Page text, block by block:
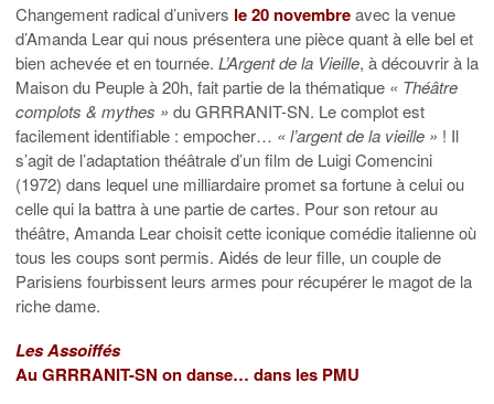
Changement radical d’univers le 20 novembreavec la venue
d’Amanda Lear qui nous présentera une pièce quant à elle bel et
bien achevée et en tournée. L’Argent de la Vieille, à découvrir à la
Maison du Peuple à 20h, fait partie de la thématique « Théâtre
complots & mythes » du GRRRANIT-SN. Le complot est
facilement identifiable : empocher… « l’argent de la vieille » ! Il
s’agit de l’adaptation théâtrale d’un film de Luigi Comencini
(1972) dans lequel une milliardaire promet sa fortune à celui ou
celle qui la battra à une partie de cartes. Pour son retour au
théâtre, Amanda Lear choisit cette iconique comédie italienne où
tous les coups sont permis. Aidés de leur fille, un couple de
Parisiens fourbissent leurs armes pour récupérer le magot de la
riche dame.
Les Assoiffés
Au GRRRANIT-SN on danse… dans les PMU